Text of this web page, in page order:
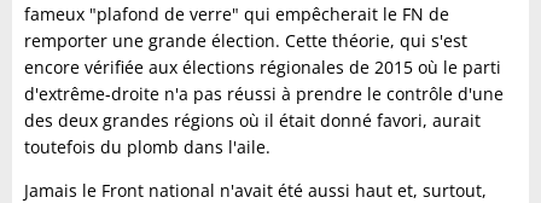
fameux "plafond de verre" qui empêcherait le FN de
remporter une grande élection. Cette théorie, qui s'est
encore vérifiée aux élections régionales de 2015 où le parti
d'extrême-droite n'a pas réussi à prendre le contrôle d'une
des deux grandes régions où il était donné favori, aurait
toutefois du plomb dans l'aile.
Jamais le Front national n'avait été aussi haut et, surtout,